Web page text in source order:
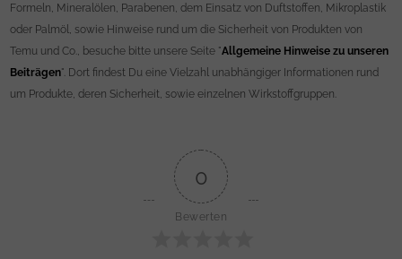
Formeln, Mineralölen, Parabenen, dem Einsatz von Duftstoffen, Mikroplastik
oder Palmöl, sowie Hinweise rund um die Sicherheit von Produkten von
Temu und Co., besuche bitte unsere Seite "Allgemeine Hinweise zu unseren
Beiträgen". Dort findest Du eine Vielzahl unabhängiger Informationen rund
um Produkte, deren Sicherheit, sowie einzelnen Wirkstoffgruppen.
0
Bewerten